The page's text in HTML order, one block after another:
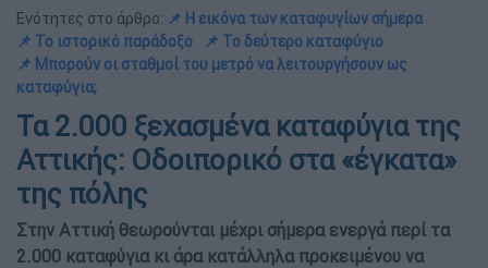
Ενότητες στο άρθρο: 📌 Η εικόνα των καταφυγίων σήμερα
📌 Το ιστορικό παράδοξο
📌 Το δεύτερο καταφύγιο
📌 Μπορούν οι σταθμοί του μετρό να λειτουργήσουν ως
καταφύγια;
Τα 2.000 ξεχασμένα καταφύγια της
Αττικής: Οδοιπορικό στα «έγκατα»
της πόλης
Στην Αττική θεωρούνται μέχρι σήμερα ενεργά περί τα
2.000 καταφύγια κι άρα κατάλληλα προκειμένου να